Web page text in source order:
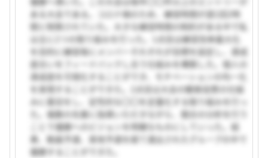
ある大会である。コロナ禍のため、練習時間が週1回2時
間と制限されていた。大きな練習時間の制約がある中で私
は主に2つの取り組みを行った。1点目は練習効率最大化
を目的に練習毎にメンバーそれぞれが目標を設定し、達成
度合いをフィードバックし合う仕組みを構築した。個人の
達成度を可視化することができ、モチベーションの均一化
を実現することができた。2点目は大会の観客投票の仕組
みに着目をし、定性的な〇〇を定量化する取り組みを行っ
た。複数の先輩に指導いただきながら、競合の分析を行う
ことで優勝へのビジョンを明確なものにしていった。結
果、動画予選、実地予選を経て選出されたグループの中で
優勝することができた。